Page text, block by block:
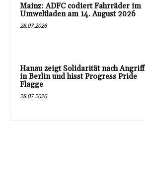
Mainz: ADFC codiert Fahrräder im
Umweltladen am 14. August 2026
28.07.2026
Hanau zeigt Solidarität nach Angriff
in Berlin und hisst Progress Pride
Flagge
28.07.2026